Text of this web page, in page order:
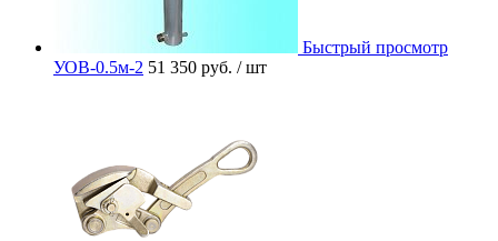
Быстрый просмотр
УОВ-0.5м-2 51 350 руб. / шт